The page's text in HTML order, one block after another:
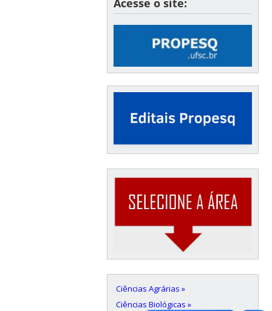
Ciências Agrárias »
Ciências Biológicas »